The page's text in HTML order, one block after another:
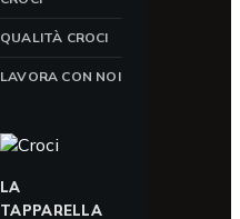
QUALITÀ CROCI
LAVORA CON NOI
LA
TAPPARELLA